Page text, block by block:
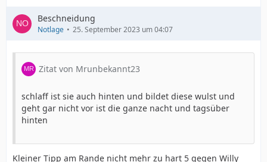
Beschneidung
Notlage 25. September 2023 um 04:07
Zitat von Mrunbekannt23
schlaff ist sie auch hinten und bildet diese wulst und
geht gar nicht vor ist die ganze nacht und tagsüber
hinten
Kleiner Tipp am Rande nicht mehr zu hart 5 gegen Willy